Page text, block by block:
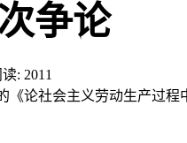
争论
读: 2011
《论社会主义劳动生产过